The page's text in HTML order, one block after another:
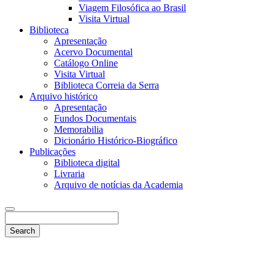
Viagem Filosófica ao Brasil
Visita Virtual
Biblioteca
Apresentação
Acervo Documental
Catálogo Online
Visita Virtual
Biblioteca Correia da Serra
Arquivo histórico
Apresentação
Fundos Documentais
Memorabilia
Dicionário Histórico-Biográfico
Publicações
Biblioteca digital
Livraria
Arquivo de notícias da Academia